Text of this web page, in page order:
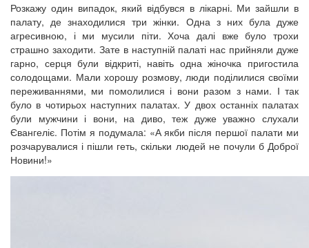
Розкажу один випадок, який відбувся в лікарні. Ми зайшли в
палату, де знаходилися три жінки. Одна з них була дуже
агресивною, і ми мусили піти. Хоча далі вже було трохи
страшно заходити. Зате в наступній палаті нас прийняли дуже
гарно, серця були відкриті, навіть одна жіночка пригостила
солодощами. Мали хорошу розмову, люди поділилися своїми
переживаннями, ми помолилися і вони разом з нами. І так
було в чотирьох наступних палатах. У двох останніх палатах
були мужчини і вони, на диво, теж дуже уважно слухали
Євангеліє. Потім я подумала: «А якби після першої палати ми
розчарувалися і пішли геть, скільки людей не почули б Доброї
Новини!»